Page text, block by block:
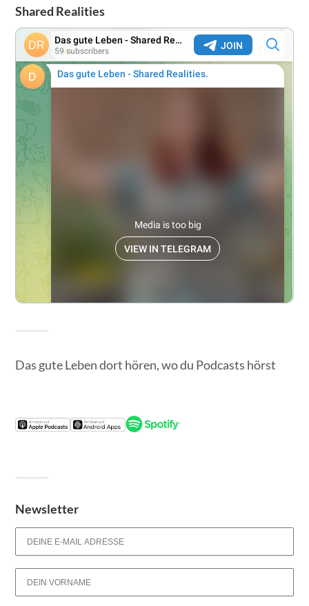
Shared Realities
Das gute Leben dort hören, wo du Podcasts hörst
Newsletter